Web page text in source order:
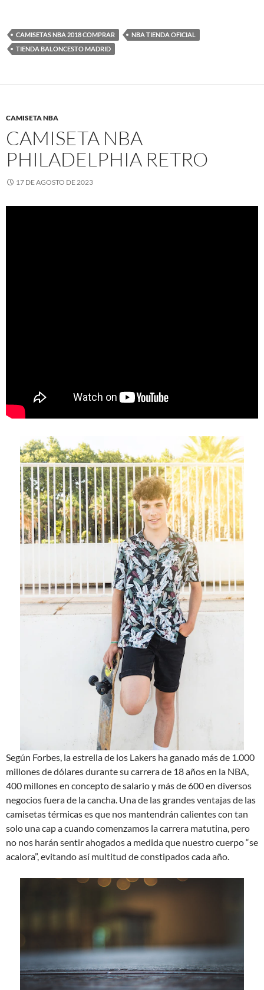
CAMISETAS NBA 2018 COMPRAR
NBA TIENDA OFICIAL
TIENDA BALONCESTO MADRID
CAMISETA NBA
CAMISETA NBA
PHILADELPHIA RETRO
17 DE AGOSTO DE 2023
Según Forbes, la estrella de los Lakers ha ganado más de 1.000
millones de dólares durante su carrera de 18 años en la NBA,
400 millones en concepto de salario y más de 600 en diversos
negocios fuera de la cancha. Una de las grandes ventajas de las
camisetas térmicas es que nos mantendrán calientes con tan
solo una cap a cuando comenzamos la carrera matutina, pero
no nos harán sentir ahogados a medida que nuestro cuerpo “se
acalora”, evitando así multitud de constipados cada año.